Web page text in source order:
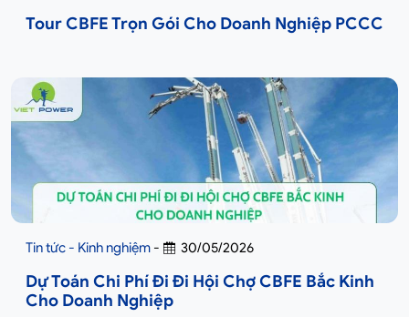
Tour CBFE Trọn Gói Cho Doanh Nghiệp PCCC
Tin tức - Kinh nghiệm - 30/05/2026
Dự Toán Chi Phí Đi Đi Hội Chợ CBFE Bắc Kinh
Cho Doanh Nghiệp